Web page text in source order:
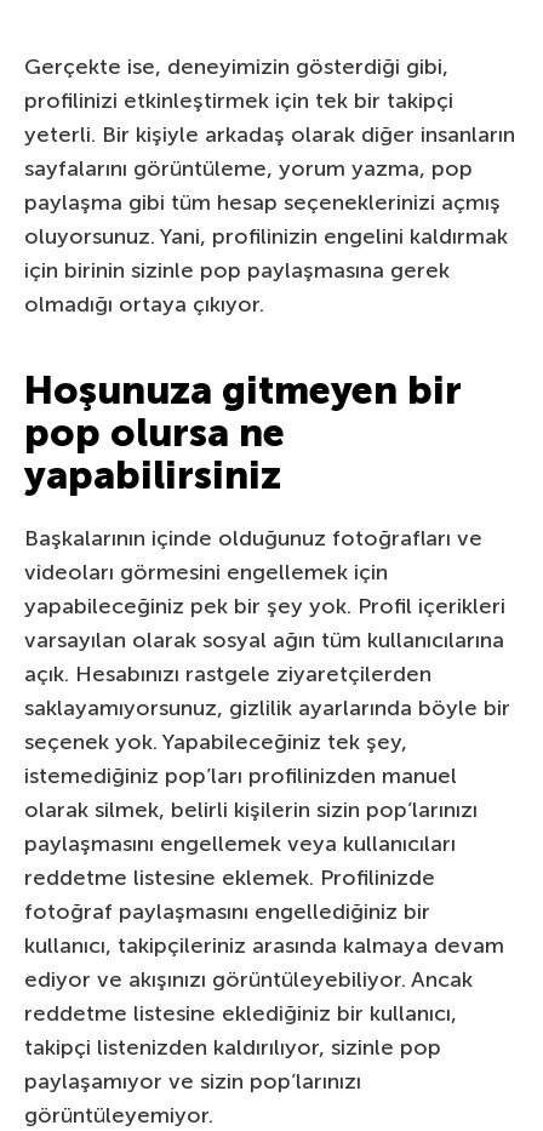
Gerçekte ise, deneyimizin gösterdiği gibi,
profilinizi etkinleştirmek için tek bir takipçi
yeterli. Bir kişiyle arkadaş olarak diğer insanların
sayfalarını görüntüleme, yorum yazma, pop
paylaşma gibi tüm hesap seçeneklerinizi açmış
oluyorsunuz. Yani, profilinizin engelini kaldırmak
için birinin sizinle pop paylaşmasına gerek
olmadığı ortaya çıkıyor.
Hoşunuza gitmeyen bir
pop olursa ne
yapabilirsiniz
Başkalarının içinde olduğunuz fotoğrafları ve
videoları görmesini engellemek için
yapabileceğiniz pek bir şey yok. Profil içerikleri
varsayılan olarak sosyal ağın tüm kullanıcılarına
açık. Hesabınızı rastgele ziyaretçilerden
saklayamıyorsunuz, gizlilik ayarlarında böyle bir
seçenek yok. Yapabileceğiniz tek şey,
istemediğiniz pop’ları profilinizden manuel
olarak silmek, belirli kişilerin sizin pop’larınızı
paylaşmasını engellemek veya kullanıcıları
reddetme listesine eklemek. Profilinizde
fotoğraf paylaşmasını engellediğiniz bir
kullanıcı, takipçileriniz arasında kalmaya devam
ediyor ve akışınızı görüntüleyebiliyor. Ancak
reddetme listesine eklediğiniz bir kullanıcı,
takipçi listenizden kaldırılıyor, sizinle pop
paylaşamıyor ve sizin pop’larınızı
görüntüleyemiyor.